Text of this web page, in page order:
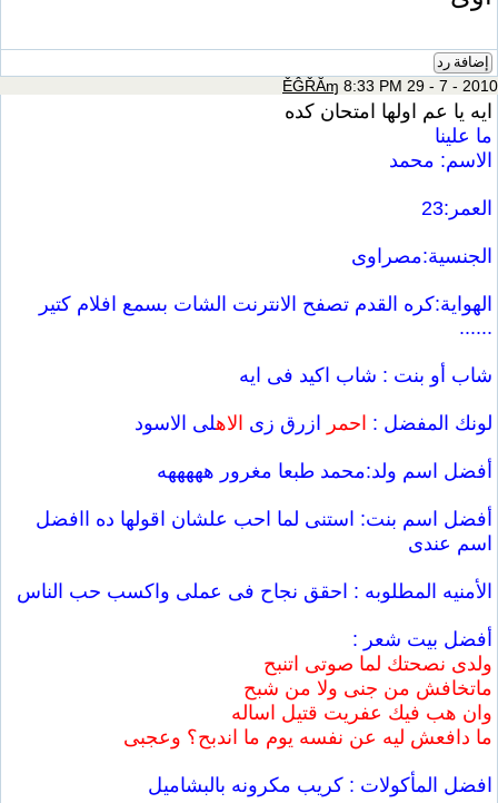
إضافة رد
ĚĜŘĂɱ 8:33 PM 29 - 7 - 2010
ايه يا عم اولها امتحان كده
ما علينا
الاسم: محمد
العمر:23
الجنسية:مصراوى
الهواية:كره القدم تصفح الانترنت الشات بسمع افلام كتير
......
شاب أو بنت : شاب اكيد فى ايه
لونك المفضل : احمر ازرق زى الاهلى الاسود
أفضل اسم ولد:محمد طبعا مغرور هههههه
أفضل اسم بنت: استنى لما احب علشان اقولها ده اافضل
اسم عندى
الأمنيه المطلوبه : احقق نجاح فى عملى واكسب حب الناس
أفضل بيت شعر :
ولدى نصحتك لما صوتى اتنبح
ماتخافش من جنى ولا من شبح
وان هب فيك عفريت قتيل اساله
ما دافعش ليه عن نفسه يوم ما اندبح؟ وعجبى
افضل المأكولات : كريب مكرونه بالبشاميل